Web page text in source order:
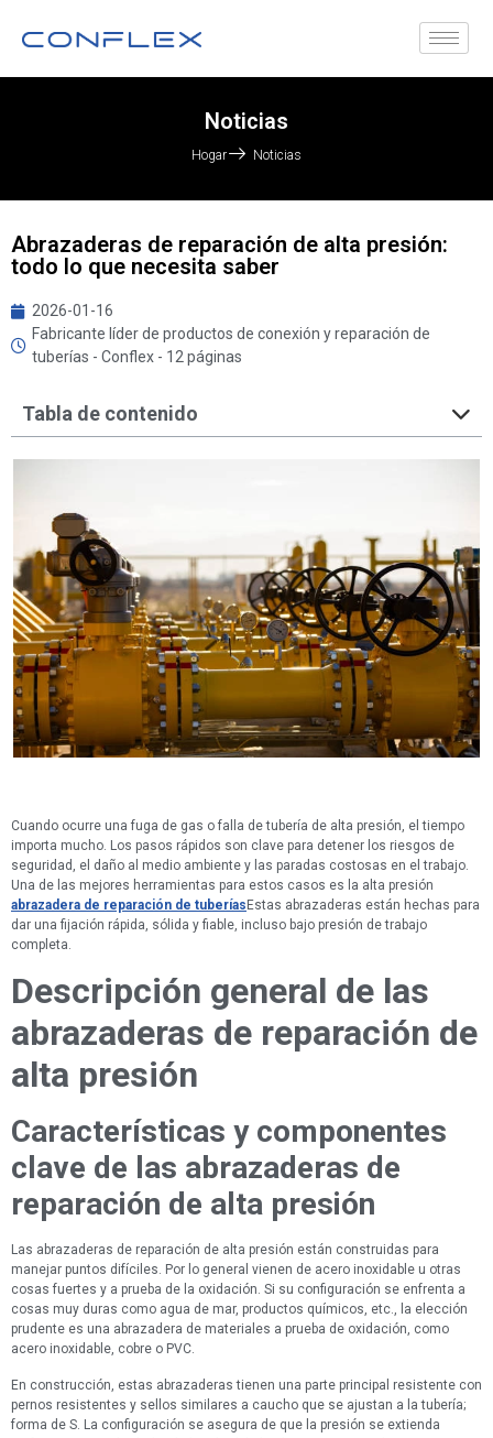
Noticias
Hogar Noticias
Abrazaderas de reparación de alta presión:
todo lo que necesita saber
2026-01-16
Fabricante líder de productos de conexión y reparación de
tuberías - Conflex - 12 páginas
Tabla de contenido
Cuando ocurre una fuga de gas o falla de tubería de alta presión, el tiempo
importa mucho. Los pasos rápidos son clave para detener los riesgos de
seguridad, el daño al medio ambiente y las paradas costosas en el trabajo.
Una de las mejores herramientas para estos casos es la alta presión
abrazadera de reparación de tuberíasEstas abrazaderas están hechas para
dar una fijación rápida, sólida y fiable, incluso bajo presión de trabajo
completa.
Descripción general de las
abrazaderas de reparación de
alta presión
Características y componentes
clave de las abrazaderas de
reparación de alta presión
Las abrazaderas de reparación de alta presión están construidas para
manejar puntos difíciles. Por lo general vienen de acero inoxidable u otras
cosas fuertes y a prueba de la oxidación. Si su configuración se enfrenta a
cosas muy duras como agua de mar, productos químicos, etc., la elección
prudente es una abrazadera de materiales a prueba de oxidación, como
acero inoxidable, cobre o PVC.
En construcción, estas abrazaderas tienen una parte principal resistente con
pernos resistentes y sellos similares a caucho que se ajustan a la tubería;
forma de S. La configuración se asegura de que la presión se extienda